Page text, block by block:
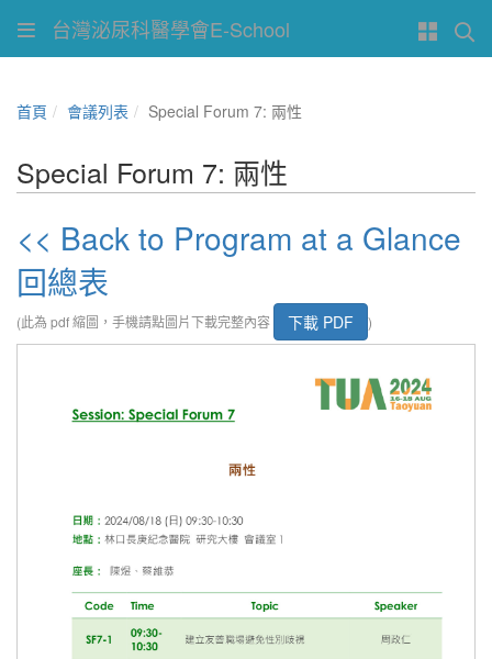
台灣泌尿科醫學會E-School
首頁 會議列表 Special Forum 7: 兩性
Special Forum 7: 兩性
<< Back to Program at a Glance
回總表
(此為 pdf 縮圖，手機請點圖片下載完整內容 下載 PDF )